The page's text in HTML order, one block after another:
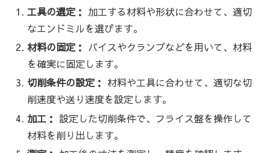
工具の選定： 加工する材料や形状に合わせて、適切
なエンドミルを選びます。
材料の固定： バイスやクランプなどを用いて、材料
を確実に固定します。
切削条件の設定： 材料や工具に合わせて、適切な切
削速度や送り速度を設定します。
加工： 設定した切削条件で、フライス盤を操作して
材料を削り出します。